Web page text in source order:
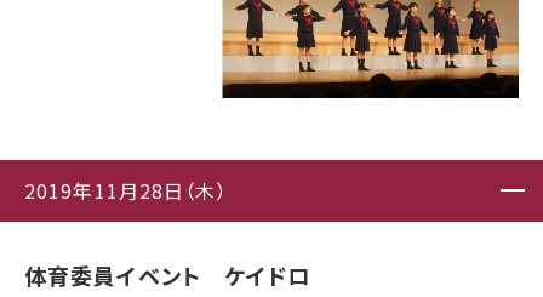
2019年11月28日（木）
体育委員イベント ケイドロ